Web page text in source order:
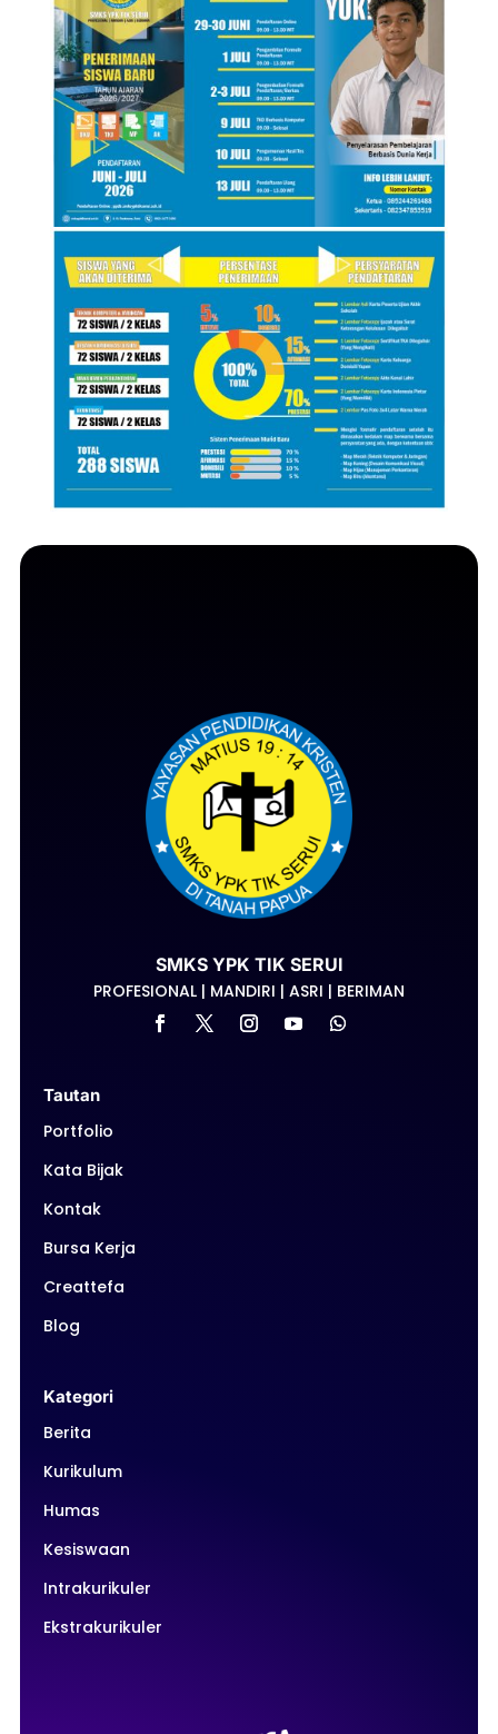
SMKS YPK TIK SERUI
PROFESIONAL | MANDIRI | ASRI | BERIMAN
Tautan
Portfolio
Kata Bijak
Kontak
Bursa Kerja
Creattefa
Blog
Kategori
Berita
Kurikulum
Humas
Kesiswaan
Intrakurikuler
Ekstrakurikuler